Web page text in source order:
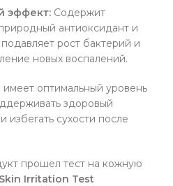
эффект: Содержит
антиоксидант и
рост бактерий и
новых воспалений.
оптимальный уровень
здоровый
избегать сухости после
прошел тест на кожную
Skin Irritation Test